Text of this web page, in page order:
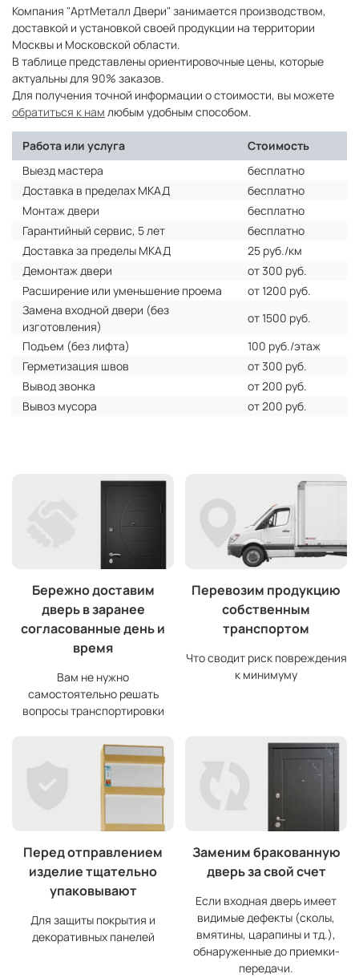
Компания "АртМеталл Двери" занимается производством,
доставкой и установкой своей продукции на территории
Москвы и Московской области.
В таблице представлены ориентировочные цены, которые
актуальны для 90% заказов.
Для получения точной информации о стоимости, вы можете
обратиться к нам любым удобным способом.
Работа или услуга
Стоимость
Выезд мастера
бесплатно
Доставка в пределах МКАД
бесплатно
Монтаж двери
бесплатно
Гарантийный сервис, 5 лет
бесплатно
Доставка за пределы МКАД
25 руб./км
Демонтаж двери
от 300 руб.
Расширение или уменьшение проема
от 1200 руб.
Замена входной двери (без
изготовления)
от 1500 руб.
Подъем (без лифта)
100 руб./этаж
Герметизация швов
от 300 руб.
Вывод звонка
от 200 руб.
Вывоз мусора
от 200 руб.
Бережно доставим
дверь в заранее
согласованные день и
время
Вам не нужно
самостоятельно решать
вопросы транспортировки
Перевозим продукцию
собственным
транспортом
Что сводит риск повреждения
к минимуму
Перед отправлением
изделие тщательно
упаковывают
Для защиты покрытия и
декоративных панелей
Заменим бракованную
дверь за свой счет
Если входная дверь имеет
видимые дефекты (сколы,
вмятины, царапины и тд.),
обнаруженные до приемки-
передачи.